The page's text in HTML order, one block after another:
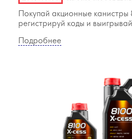
Покупай акционные канистры
регистрируй коды и
Подробнее